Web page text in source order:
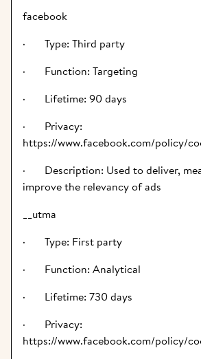
facebook
·       Type: Third party
·       Function: Targeting
·       Lifetime: 90 days
·       Privacy:
https://www.facebook.com/policy/
·       Description: Used to deliver,
improve the relevancy of ads
__utma
·       Type: First party
·       Function: Analytical
·       Lifetime: 730 days
·       Privacy:
https://www.facebook.com/policy/